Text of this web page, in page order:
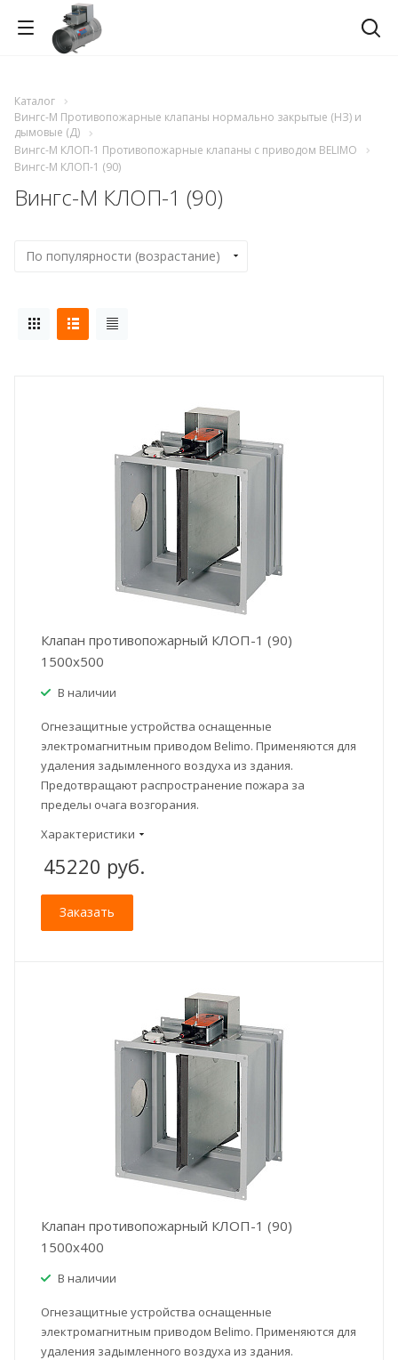
Каталог
Вингс-М Противопожарные клапаны нормально закрытые (НЗ) и
дымовые (Д)
Вингс-М КЛОП-1 Противопожарные клапаны с приводом BELIMO
Вингс-М КЛОП-1 (90)
Вингс-М КЛОП-1 (90)
Клапан противопожарный КЛОП-1 (90)
1500x500
В наличии
Огнезащитные устройства оснащенные
электромагнитным приводом Belimo. Применяются для
удаления задымленного воздуха из здания.
Предотвращают распространение пожара за
пределы очага возгорания.
Характеристики
45220 руб.
Заказать
Клапан противопожарный КЛОП-1 (90)
1500x400
В наличии
Огнезащитные устройства оснащенные
электромагнитным приводом Belimo. Применяются для
удаления задымленного воздуха из здания.